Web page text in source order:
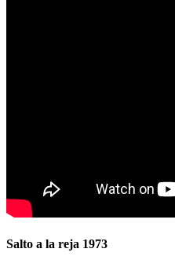
Salto a la reja 1973